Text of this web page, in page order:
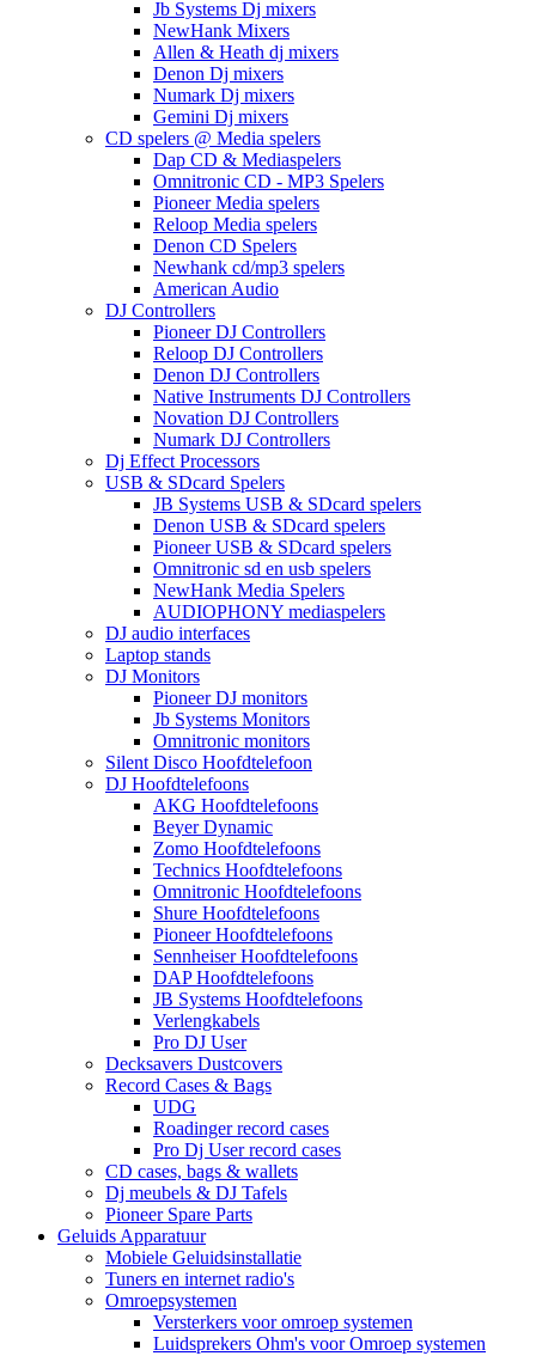
Jb Systems Dj mixers
NewHank Mixers
Allen & Heath dj mixers
Denon Dj mixers
Numark Dj mixers
Gemini Dj mixers
CD spelers @ Media spelers
Dap CD & Mediaspelers
Omnitronic CD - MP3 Spelers
Pioneer Media spelers
Reloop Media spelers
Denon CD Spelers
Newhank cd/mp3 spelers
American Audio
DJ Controllers
Pioneer DJ Controllers
Reloop DJ Controllers
Denon DJ Controllers
Native Instruments DJ Controllers
Novation DJ Controllers
Numark DJ Controllers
Dj Effect Processors
USB & SDcard Spelers
JB Systems USB & SDcard spelers
Denon USB & SDcard spelers
Pioneer USB & SDcard spelers
Omnitronic sd en usb spelers
NewHank Media Spelers
AUDIOPHONY mediaspelers
DJ audio interfaces
Laptop stands
DJ Monitors
Pioneer DJ monitors
Jb Systems Monitors
Omnitronic monitors
Silent Disco Hoofdtelefoon
DJ Hoofdtelefoons
AKG Hoofdtelefoons
Beyer Dynamic
Zomo Hoofdtelefoons
Technics Hoofdtelefoons
Omnitronic Hoofdtelefoons
Shure Hoofdtelefoons
Pioneer Hoofdtelefoons
Sennheiser Hoofdtelefoons
DAP Hoofdtelefoons
JB Systems Hoofdtelefoons
Verlengkabels
Pro DJ User
Decksavers Dustcovers
Record Cases & Bags
UDG
Roadinger record cases
Pro Dj User record cases
CD cases, bags & wallets
Dj meubels & DJ Tafels
Pioneer Spare Parts
Geluids Apparatuur
Mobiele Geluidsinstallatie
Tuners en internet radio's
Omroepsystemen
Versterkers voor omroep systemen
Luidsprekers Ohm's voor Omroep systemen